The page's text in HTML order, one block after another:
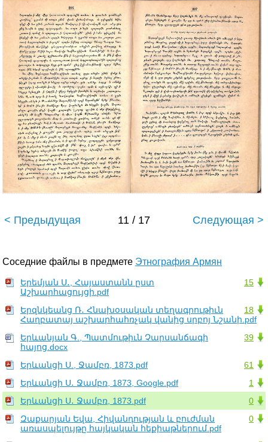
< Предыдущая 11 / 17 Следующая >
Соседние файлы в предмете Этнография Армян
15
Երեմյան Ս․, Հայաստանն ըստ
Աշխարհացույցի.pdf
18
Երզնկեանց Ռ․ Հնախօսական տեղագրութիւն
Հաղբատայ աշխարհահռչակ վանից սրբոյ Նշանի.pdf
39
Երևանյան Գ., Պատմութիւն Չարսանճագի
հայոց.docx
61
Երևանցի Ս., Ջամբռ, 1873.pdf
1
Երևանցի Ս․ Ջամբռ, 1873, Google.pdf
0
Երևանցի Ս․ Ջամբռ, 1873.pdf
0
Զաքարյան Եվա, Հիվանդության և բուժման
առասպելույթը հայկական հեքիաթներում.pdf